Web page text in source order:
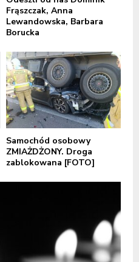
Frąszczak, Anna
Lewandowska, Barbara
Borucka
Samochód osobowy
ZMIAŻDŻONY. Droga
zablokowana [FOTO]